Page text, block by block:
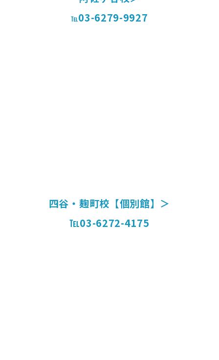
℡03-6279-9927
四谷・麹町校【個別館】＞
℡03-6272-4175